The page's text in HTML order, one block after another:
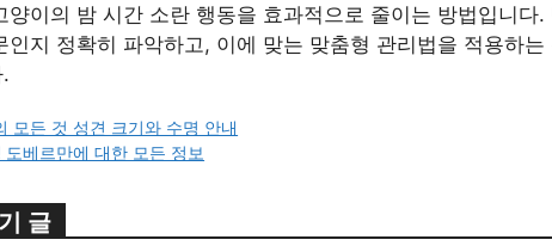
양이의 밤 시간 소란 행동을 효과적으로 줄이는 방법입니다
인지 정확히 파악하고, 이에 맞는 맞춤형 관리법을 적용하
모든 것 성견 크기와 수명 안내
도베르만에 대한 모든 정보
글